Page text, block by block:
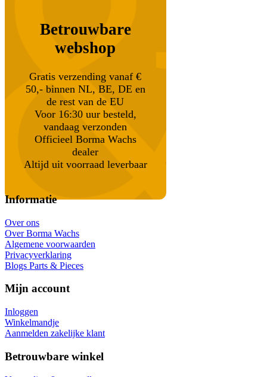
Betrouwbare
webshop
Gratis verzending vanaf €
50,- binnen NL, BE, DE en
de rest van de EU
Voor 16:30 uur besteld,
vandaag verzonden
Officieel Borma Wachs
dealer
Altijd uit voorraad leverbaar
Informatie
Over ons
Over Borma Wachs
Algemene voorwaarden
Privacyverklaring
Blogs Parts & Pieces
Mijn account
Inloggen
Winkelmandje
Aanmelden zakelijke klant
Betrouwbare winkel